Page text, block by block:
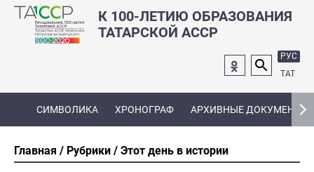
К 100-ЛЕТИЮ ОБРАЗОВАНИЯ
ТАТАРСКОЙ АССР
РУС
ТАТ
СИМВОЛИКА ХРОНОГРАФ АРХИВНЫЕ ДОКУМЕНТЫ
Главная Рубрики Этот день в истории